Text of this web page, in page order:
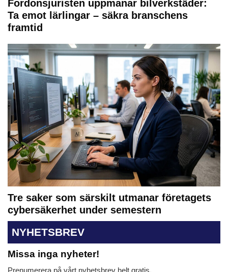
Fordonsjuristen uppmanar bilverkstäder:
Ta emot lärlingar – säkra branschens
framtid
Tre saker som särskilt utmanar företagets
cybersäkerhet under semestern
NYHETSBREV
Missa inga nyheter!
Prenumerera på vårt nyhetsbrev helt gratis.